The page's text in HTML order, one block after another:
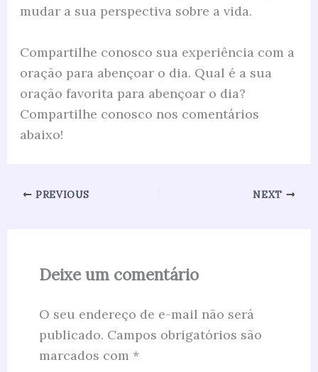
mudar a sua perspectiva sobre a vida.
Compartilhe conosco sua experiência com a
oração para abençoar o dia. Qual é a sua
oração favorita para abençoar o dia?
Compartilhe conosco nos comentários
abaixo!
PREVIOUS NEXT
Deixe um comentário
O seu endereço de e-mail não será
publicado. Campos obrigatórios são
marcados com *